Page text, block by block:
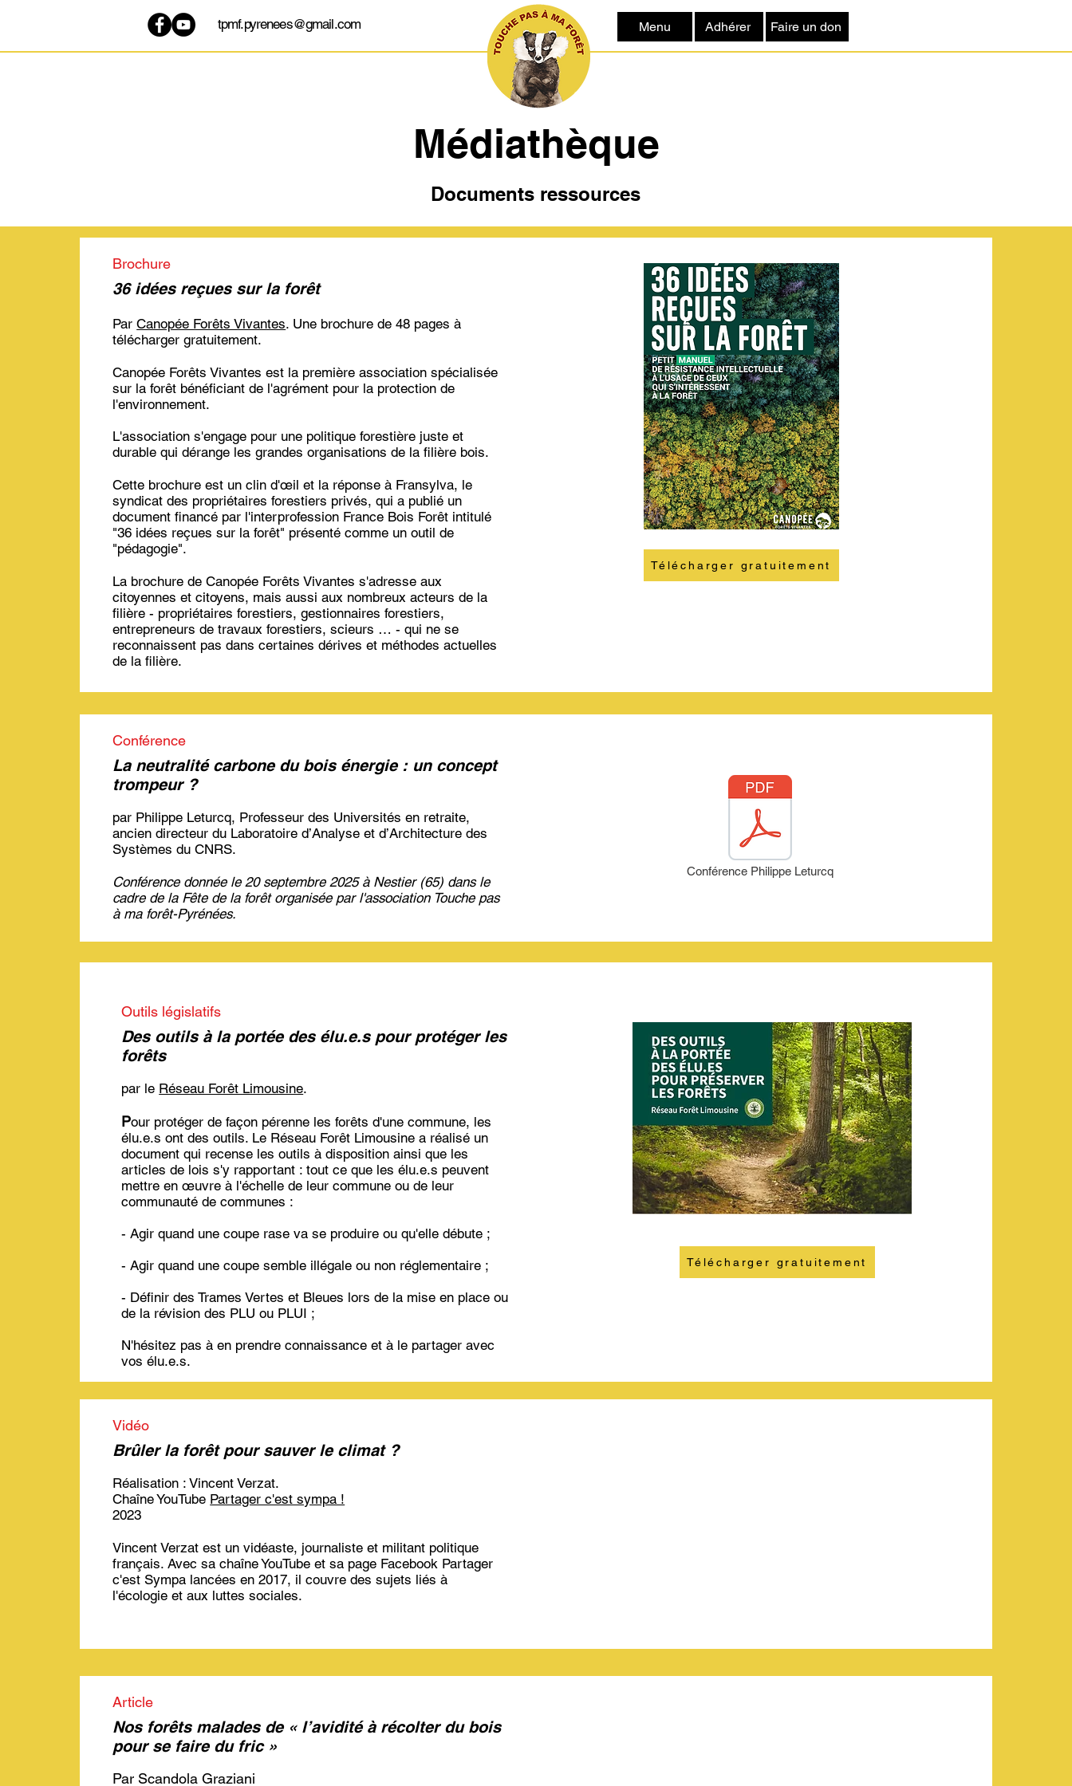
tpmf.pyrenees@gmail.com Menu Faire un don
Adhérer
Médiathèque
Documents ressources
Brochure
36 idées reçues sur la forêt
ParCanopée Forêts Vivantes​. Une brochure de 48 pages à
télécharger gratuitement.
Canopée Forêts Vivantes est la première association spécialisée
sur la forêt bénéficiant de l'agrément pour la protection de
l'environnement.
L'association s'engage pour une politique forestière juste et
durable qui dérange les grandes organisations de la filière bois.
Cette brochure est un clin d'œil et la réponse à Fransylva, le
syndicat des propriétaires forestiers privés, qui a publié un
document financé par l'interprofession France Bois Forêt intitulé
"36 idées reçues sur la forêt" présenté comme un outil de
"pédagogie".
La brochure de Canopée Forêts Vivantes s'adresse aux
citoyennes et citoyens, mais aussi aux nombreux acteurs de la
filière - propriétaires forestiers, gestionnaires forestiers,
entrepreneurs de travaux forestiers, scieurs … - qui ne se
reconnaissent pas dans certaines dérives et méthodes actuelles
de la filière.
Télécharger gratuitement
Conférence
La neutralité carbone du bois énergie : un concept
trompeur ?
par Philippe Leturcq, Professeur des Universités en retraite,
ancien directeur du Laboratoire d’Analyse et d’Architecture des
Systèmes du CNRS.
Conférence donnée le 20 septembre 2025 à Nestier (65) dans le
cadre de la Fête de la forêt organisée par l'association Touche pas
à ma forêt-Pyrénées.
Conférence Philippe Leturcq
Outils législatifs
Des outils à la portée des élu.e.s pour protéger les
forêts
par le Réseau Forêt Limousine.
Pour protéger de façon pérenne les forêts d'une commune, les
élu.e.s ont des outils. Le Réseau Forêt Limousine a réalisé un
document qui recense les outils à disposition ainsi que les
articles de lois s'y rapportant : tout ce que les élu.e.s peuvent
mettre en œuvre à l'échelle de leur commune ou de leur
communauté de communes :
- Agir quand une coupe rase va se produire ou qu'elle débute ;
- Agir quand une coupe semble illégale ou non réglementaire ;
- Définir des Trames Vertes et Bleues lors de la mise en place ou
de la révision des PLU ou PLUI ;
N'hésitez pas à en prendre connaissance et à le partager avec
vos élu.e.s.
Télécharger gratuitement
Vidéo
Brûler la forêt pour sauver le climat ?
Réalisation : Vincent Verzat.
Chaîne YouTube Partager c'est sympa !
2023
Vincent Verzat est un vidéaste, journaliste et militant politique
français. Avec sa chaîne YouTube et sa page Facebook Partager
c'est Sympa lancées en 2017, il couvre des sujets liés à
l'écologie et aux luttes sociales.
Article
Nos forêts malades de « l’avidité à récolter du bois
pour se faire du fric »
​Par Scandola Graziani